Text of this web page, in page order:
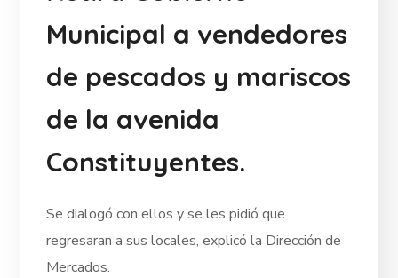
Municipal a vendedores
de pescados y mariscos
de la avenida
Constituyentes.
Se dialogó con ellos y se les pidió que
regresaran a sus locales, explicó la Dirección de
Mercados.